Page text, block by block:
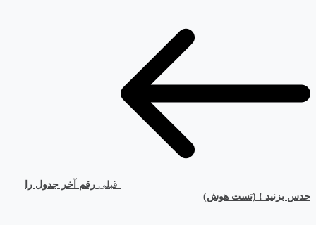
قبلی رقم آخر جدول را
حدس بزنید ! (تست هوش)